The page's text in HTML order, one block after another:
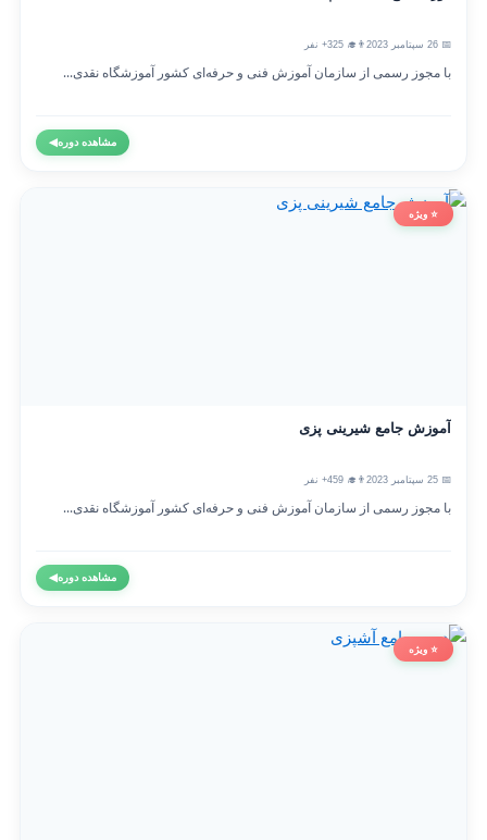
👨‍🎓 325+ نفر
با مجوز رسمی از سازمان آموزش فنی و حرفه‌ای کشور آموزشگاه نقدی...
مشاهده دوره◀
⭐ ویژه
آموزش جامع شیرینی پزی
👨‍🎓 459+ نفر
با مجوز رسمی از سازمان آموزش فنی و حرفه‌ای کشور آموزشگاه نقدی...
مشاهده دوره◀
⭐ ویژه